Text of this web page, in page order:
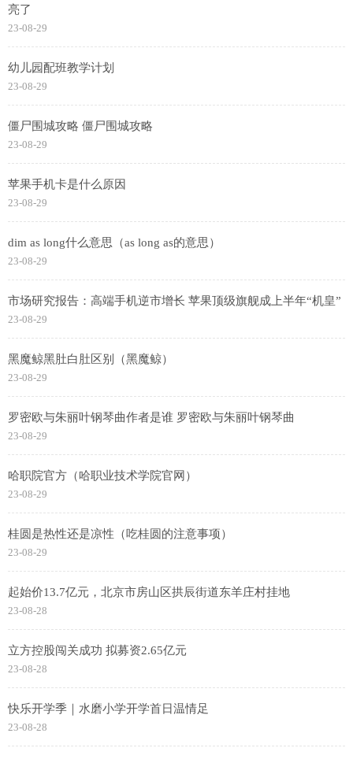
亮了
23-08-29
幼儿园配班教学计划
23-08-29
僵尸围城攻略 僵尸围城攻略
23-08-29
苹果手机卡是什么原因
23-08-29
dim as long什么意思（as long as的意思）
23-08-29
市场研究报告：高端手机逆市增长 苹果顶级旗舰成上半年“机皇”
23-08-29
黑魔鲸黑肚白肚区别（黑魔鲸）
23-08-29
罗密欧与朱丽叶钢琴曲作者是谁 罗密欧与朱丽叶钢琴曲
23-08-29
哈职院官方（哈职业技术学院官网）
23-08-29
桂圆是热性还是凉性（吃桂圆的注意事项）
23-08-29
起始价13.7亿元，北京市房山区拱辰街道东羊庄村挂地
23-08-28
立方控股闯关成功 拟募资2.65亿元
23-08-28
快乐开学季｜水磨小学开学首日温情足
23-08-28